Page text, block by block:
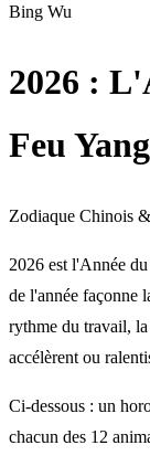
Bing Wu
2026 :
Feu Yang
Zodiaque Chinois
2026 est l'Année
de l'année façonne
rythme du travail, la
accélèrent ou
Ci-dessous : un
chacun des 12